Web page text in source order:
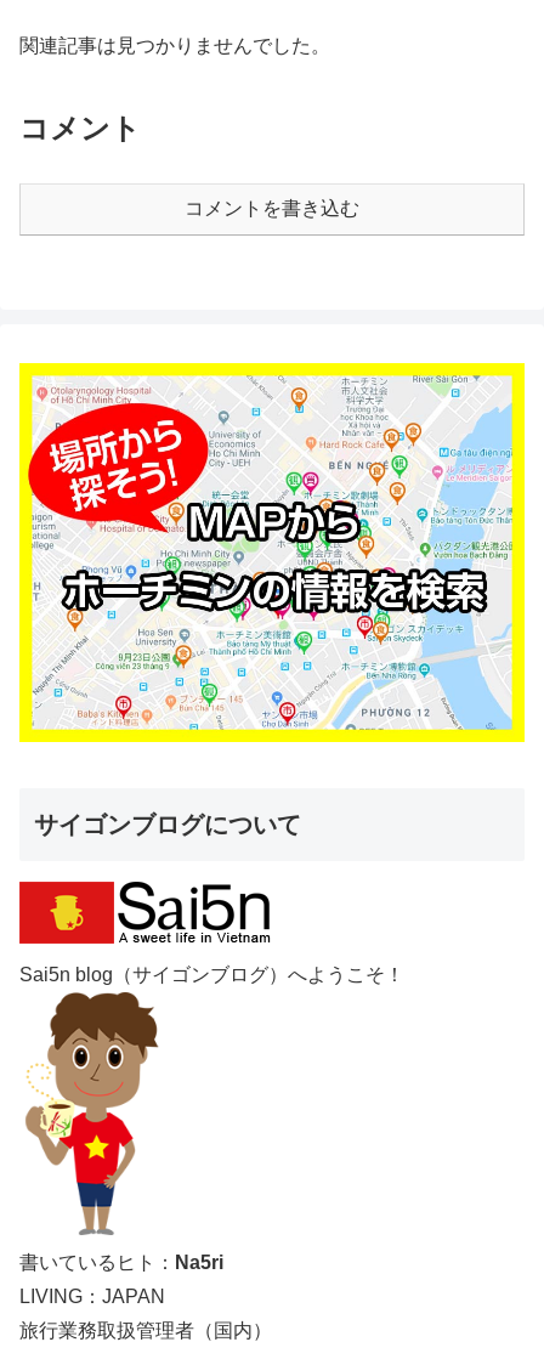
関連記事は見つかりませんでした。
コメント
コメントを書き込む
サイゴンブログについて
Sai5n blog（サイゴンブログ）へようこそ！
書いているヒト： Na5ri
LIVING：JAPAN
旅行業務取扱管理者（国内）